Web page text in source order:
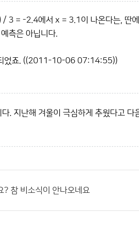
3 = -2.4에서 x = 3.1이 나온다는, 딴
측은 아닙니다.
되었죠. ((2011-10-06 07:14:55))
. 지난해 겨울이 극심하게 추웠다고
? 참 비소식이 안나오네요